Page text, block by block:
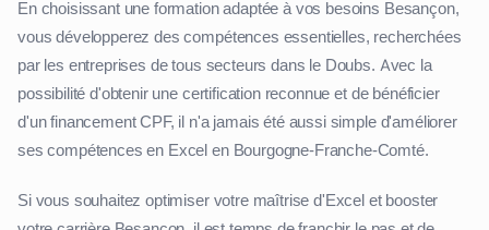
En choisissant une formation adaptée à vos besoins Besançon,
vous développerez des compétences essentielles, recherchées
par les entreprises de tous secteurs dans le Doubs. Avec la
possibilité d'obtenir une certification reconnue et de bénéficier
d'un financement CPF, il n'a jamais été aussi simple d'améliorer
ses compétences en Excel en Bourgogne-Franche-Comté.
Si vous souhaitez optimiser votre maîtrise d'Excel et booster